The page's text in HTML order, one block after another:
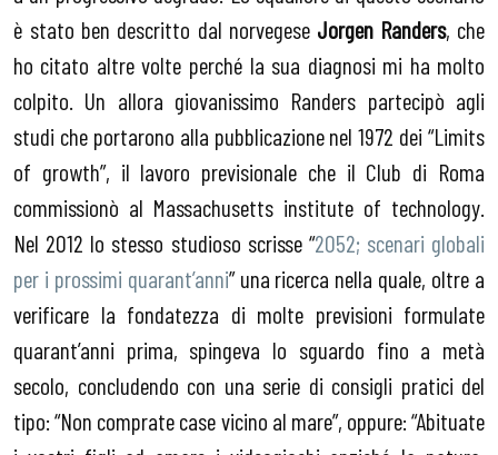
è stato ben descritto dal norvegese Jorgen Randers, che
ho citato altre volte perché la sua diagnosi mi ha molto
colpito. Un allora giovanissimo Randers partecipò agli
studi che portarono alla pubblicazione nel 1972 dei “Limits
of growth”, il lavoro previsionale che il Club di Roma
commissionò al Massachusetts institute of technology.
Nel 2012 lo stesso studioso scrisse “2052; scenari globali
per i prossimi quarant’anni” una ricerca nella quale, oltre a
verificare la fondatezza di molte previsioni formulate
quarant’anni prima, spingeva lo sguardo fino a metà
secolo, concludendo con una serie di consigli pratici del
tipo: “Non comprate case vicino al mare”, oppure: “Abituate